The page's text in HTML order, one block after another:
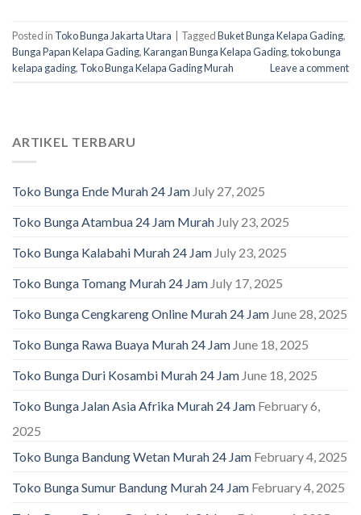
Posted in Toko Bunga Jakarta Utara TaggedBuket Bunga Kelapa Gading,
Bunga Papan Kelapa Gading,Karangan Bunga Kelapa Gading,toko bunga
kelapa gading, Toko Bunga Kelapa Gading Murah Leave a comment
ARTIKEL TERBARU
Toko Bunga Ende Murah 24 Jam July 27, 2025
Toko Bunga Atambua 24 Jam Murah July 23, 2025
Toko Bunga Kalabahi Murah 24 Jam July 23, 2025
Toko Bunga Tomang Murah 24 Jam July 17, 2025
Toko Bunga Cengkareng Online Murah 24 Jam June 28, 2025
Toko Bunga Rawa Buaya Murah 24 Jam June 18, 2025
Toko Bunga Duri Kosambi Murah 24 Jam June 18, 2025
Toko Bunga Jalan Asia Afrika Murah 24 Jam February 6,
2025
Toko Bunga Bandung Wetan Murah 24 Jam February 4, 2025
Toko Bunga Sumur Bandung Murah 24 Jam February 4, 2025